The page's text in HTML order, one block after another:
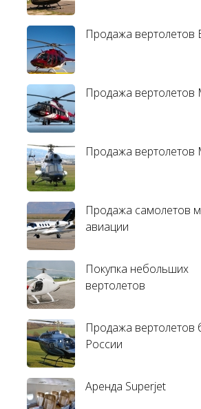
Продажа вертолетов
Продажа вертолетов
Продажа вертолетов
Продажа самолетов
авиации
Покупка небольших
вертолетов
Продажа вертолетов
России
Аренда Superjet